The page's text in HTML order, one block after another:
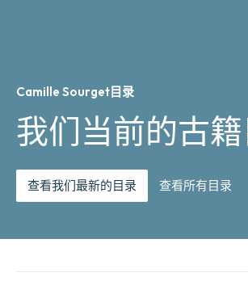
Camille Sourget目录
我们当前的古
查看我们最新的目录 查看所有目录